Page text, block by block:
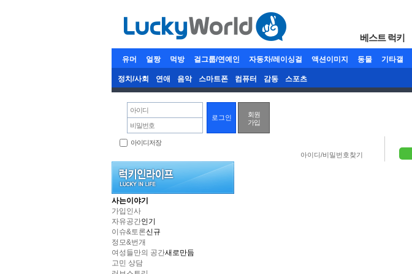
베스트 럭키
유머 얼짱 먹방 걸그룹/연예인 자동차/레이싱걸 액션이미지 동물 기타갤
정치/사회 연애 음악 스마트폰 컴퓨터 감동 스포츠
아이디
비밀번호
회원
가입
아이디저장
아이디/비밀번호찾기
사는이야기
가입인사
자유공간인기
이슈&토론신규
정모&번개
여성들만의 공간새로만듬
고민 상담